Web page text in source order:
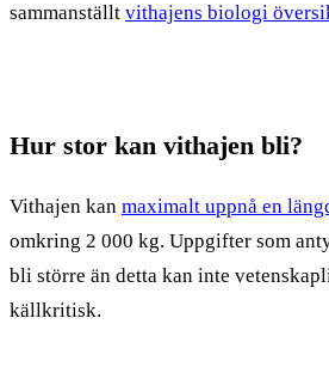
sammanställt vithajens biologi
Hur stor kan vithajen bli?
Vithajen kan maximalt uppnå en
omkring 2 000 kg. Uppgifter som
bli större än detta kan inte
källkritisk.